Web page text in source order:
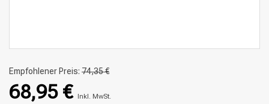
Empfohlener Preis: 74,35 €
68,95 € Inkl. MwSt.